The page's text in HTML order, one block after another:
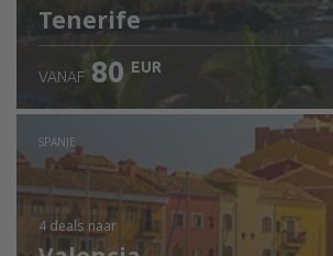
Tenerife
VANAF 80 EUR
SPANJE
4 deals naar